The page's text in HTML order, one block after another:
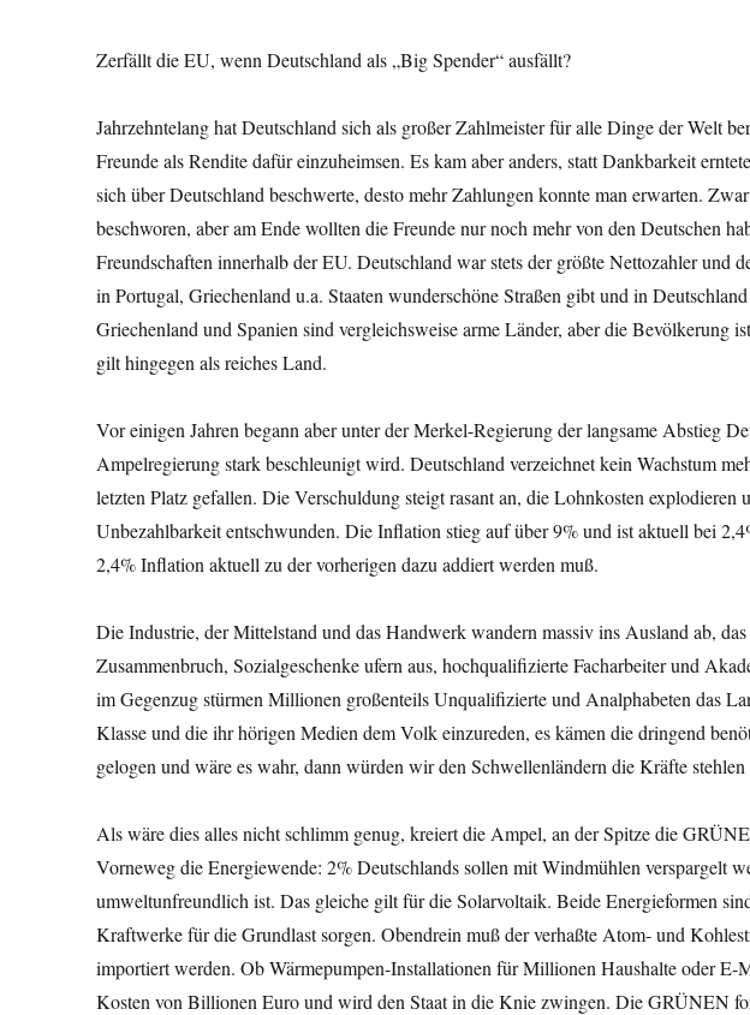
Zerfällt die EU, wenn Deutschland als „Big Spender“ ausfällt?
Jahrzehntelang hat Deutschland sich als großer Zahlmeister für alle Dinge der Welt
Freunde als Rendite dafür einzuheimsen. Es kam aber anders, statt Dankbarkeit
sich über Deutschland beschwerte, desto mehr Zahlungen konnte man erwarten.
beschworen, aber am Ende wollten die Freunde nur noch mehr von den Deutschen
Freundschaften innerhalb der EU. Deutschland war stets der größte Nettozahler und
in Portugal, Griechenland u.a. Staaten wunderschöne Straßen gibt und in
Griechenland und Spanien sind vergleichsweise arme Länder, aber die Bevölkerung
gilt hingegen als reiches Land.
Vor einigen Jahren begann aber unter der Merkel-Regierung der langsame Abstieg
Ampelregierung stark beschleunigt wird. Deutschland verzeichnet kein Wachstum
letzten Platz gefallen. Die Verschuldung steigt rasant an, die Lohnkosten
Unbezahlbarkeit entschwunden. Die Inflation stieg auf über 9% und ist aktuell bei
2,4% Inflation aktuell zu der vorherigen dazu addiert werden muß.
Die Industrie, der Mittelstand und das Handwerk wandern massiv ins Ausland ab,
Zusammenbruch, Sozialgeschenke ufern aus, hochqualifizierte Facharbeiter und
im Gegenzug stürmen Millionen großenteils Unqualifizierte und Analphabeten das
Klasse und die ihr hörigen Medien dem Volk einzureden, es kämen die dringend
gelogen und wäre es wahr, dann würden wir den Schwellenländern die Kräfte
Als wäre dies alles nicht schlimm genug, kreiert die Ampel, an der Spitze die
Vorneweg die Energiewende: 2% Deutschlands sollen mit Windmühlen verspargelt
umweltunfreundlich ist. Das gleiche gilt für die Solarvoltaik. Beide Energieformen
Kraftwerke für die Grundlast sorgen. Obendrein muß der verhaßte Atom- und
importiert werden. Ob Wärmepumpen-Installationen für Millionen Haushalte oder E-
Kosten von Billionen Euro und wird den Staat in die Knie zwingen. Die GRÜNEN